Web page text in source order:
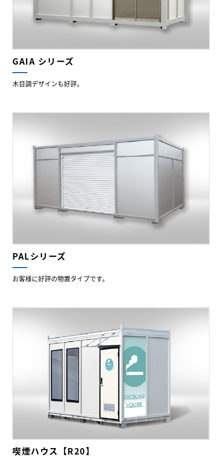
GAIA シリーズ
木目調デザインも好評。
PALシリーズ
お客様に好評の物置タイプです。
喫煙ハウス【R20】